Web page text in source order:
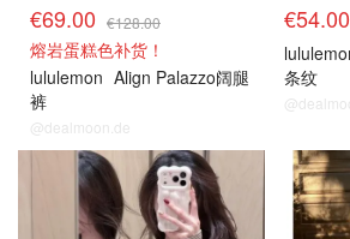
€69.00 €128.00
熔岩蛋糕色补货！
lululemon Align Palazzo阔腿
裤
@dealmoon.de
€54.00
条纹